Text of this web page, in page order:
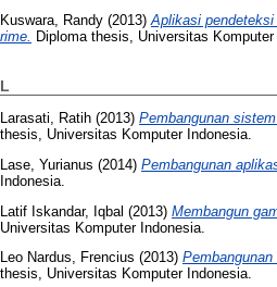
Kuswara, Randy (2013)Aplikasi
rime. Diploma thesis, Universitas
L
Larasati, Ratih (2013) Pembangunan
thesis, Universitas Komputer Indonesia.
Lase, Yurianus (2014) Pembangunan
Indonesia.
Latif Iskandar, Iqbal (2013) Membangun
Universitas Komputer Indonesia.
Leo Nardus, Frencius (2013)
thesis, Universitas Komputer Indonesia.